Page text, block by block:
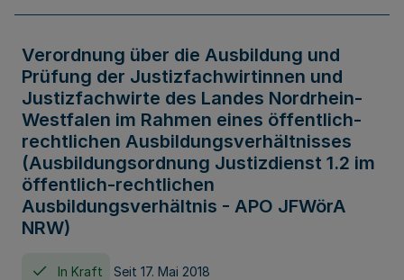
Verordnung über die Ausbildung und
Prüfung der Justizfachwirtinnen und
Justizfachwirte des Landes Nordrhein-
Westfalen im Rahmen eines öffentlich-
rechtlichen Ausbildungsverhältnisses
(Ausbildungsordnung Justizdienst 1.2 im
öffentlich-rechtlichen
Ausbildungsverhältnis - APO JFWörA
NRW)
In Kraft Seit 17. Mai 2018